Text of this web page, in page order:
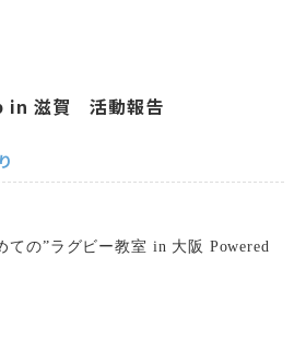
in 滋賀 活動報告